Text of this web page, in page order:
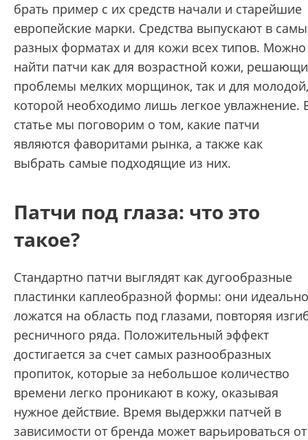
брать пример с их средств начали и старейшие
европейские марки. Средства выпускают в
разных форматах и для кожи всех типов. Можно
найти патчи как для возрастной кожи,
проблемы мелких морщинок, так и для молодой,
которой необходимо лишь легкое увлажнение.
статье мы поговорим о том, какие патчи
являются фаворитами рынка, а также как
выбрать самые подходящие из них.
Патчи под глаза: что это
такое?
Стандартно патчи выглядят как дугообразные
пластинки каплеобразной формы: они идеально
ложатся на область под глазами, повторяя
ресничного ряда. Положительный эффект
достигается за счет самых разнообразных
пропиток, которые за небольшое количество
времени легко проникают в кожу, оказывая
нужное действие. Время выдержки патчей в
зависимости от бренда может варьироваться от